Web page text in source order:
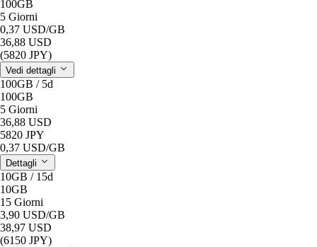
100GB
5 Giorni
0,37 USD/GB
36,88 USD
(5820 JPY)
Vedi dettagli
100GB / 5d
100GB
5 Giorni
36,88 USD
5820 JPY
0,37 USD/GB
Dettagli
10GB / 15d
10GB
15 Giorni
3,90 USD/GB
38,97 USD
(6150 JPY)